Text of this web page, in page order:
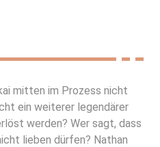
mitten im Prozess nicht
ein weiterer legendärer
werden? Wer sagt, dass
lieben dürfen? Nathan